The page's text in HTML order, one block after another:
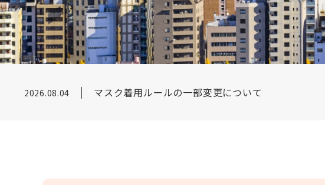
2026.08.03 【救急診療を希望の方へ】専用AI電話 無料WEB版...
2026.08.05 お盆期間 診療体制のお知らせ
2026.08.03 【救急診療を希望の方へ】専用AI電話 無料WEB版...